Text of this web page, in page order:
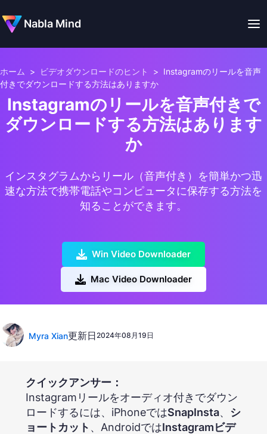
Nabla Mind
ホーム > ビデオダウンロードのヒント > Instagramのリールを音声
付きでダウンロードする方法はありますか
Instagramのリールを音声付きで
ダウンロードする方法はあります
か
インスタグラムからリール（音声付き）を簡単かつ迅
速な方法で携帯電話やコンピュータに保存する方法を
知ることができます。
Win Video Downloader
Mac Video Downloader
Myra Xian更新日2024年08月19日
クイックアンサー：
Instagramリールをオーディオ付きでダウン
ロードするには、iPhoneではSnapInsta、
シ
ョートカット 、AndroidではInstagramビデ